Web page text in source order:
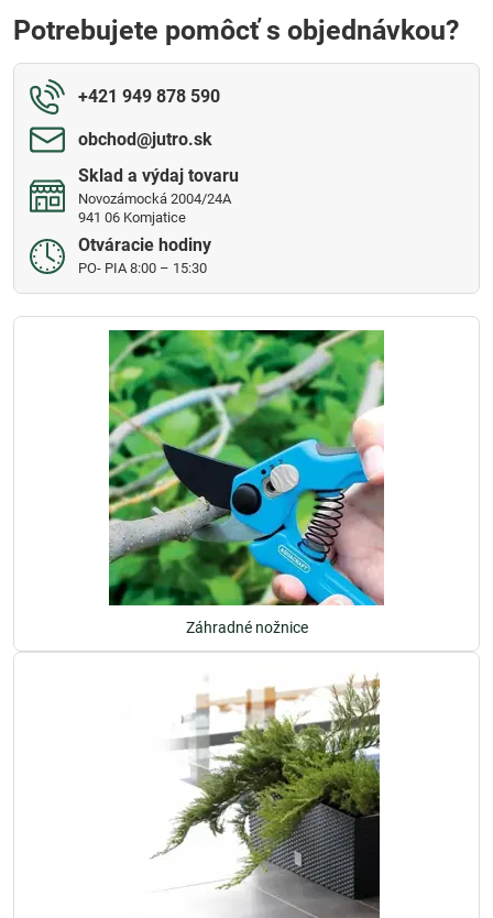
Potrebujete pomôcť s objednávkou?
+421 949 878 590
obchod​@jutro​.sk
Sklad a výdaj tovaru
Novozámocká 2004/24A
941 06 Komjatice
Otváracie hodiny
PO- PIA 8:00 – 15:30
Záhradné nožnice